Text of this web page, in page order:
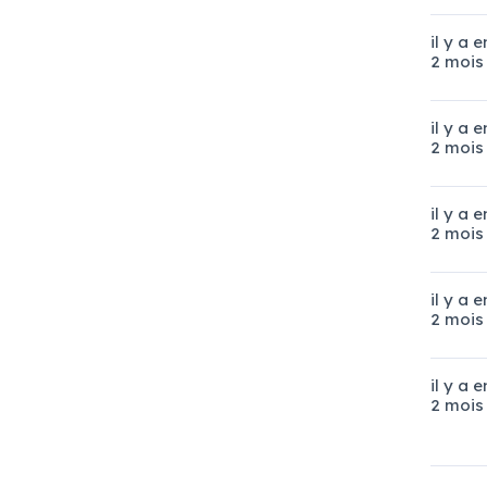
il y a
2 mois
il y a
2 mois
il y a
2 mois
il y a
2 mois
il y a
2 mois